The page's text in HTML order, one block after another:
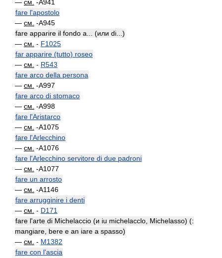
— см. -A941
fare l'apostolo
— см. -A945
fare apparire il fondo a... (или di...)
— см. - F1025
far apparire (tutto) roseo
— см. - R543
fare arco della persona
— см. -A997
fare arco di stomaco
— см. -A998
fare l'Aristarco
— см. -A1075
fare l'Arlecchino
— см. -A1076
fare l'Arlecchino servitore di due padroni
— см. -A1077
fare un arrosto
— см. -A1146
fare arrugginire i denti
— см. - D171
fare l'arte di Michelaccio (и iu michelacclo, Michelasso) (:
mangiare, bere e an iare a spasso)
— см. - M1382
fare con l'ascia